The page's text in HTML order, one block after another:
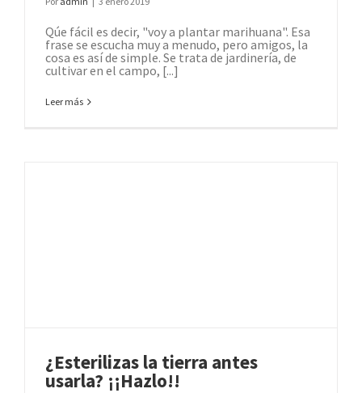
Qúe fácil es decir, "voy a plantar marihuana". Esa
frase se escucha muy a menudo, pero amigos, la
cosa es así de simple. Se trata de jardinería, de
cultivar en el campo, [...]
Leer más
¿Esterilizas la tierra antes
usarla? ¡¡Hazlo!!